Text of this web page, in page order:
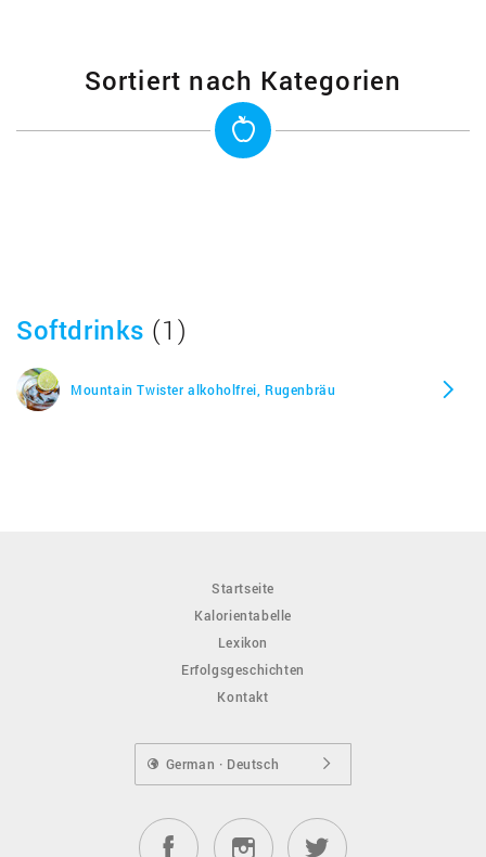
Sortiert nach Kategorien
Softdrinks (1)
Mountain Twister alkoholfrei, Rugenbräu
Startseite
Kalorientabelle
Lexikon
Erfolgsgeschichten
Kontakt
German · Deutsch